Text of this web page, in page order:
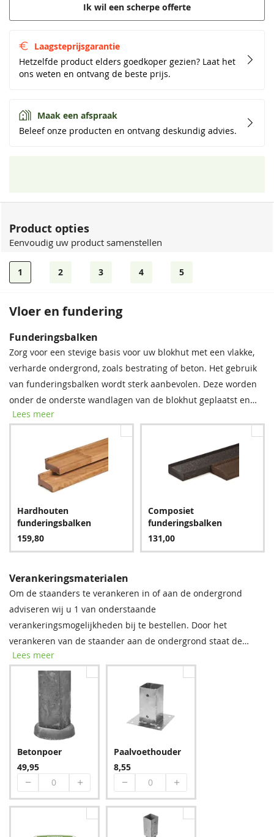
Laagsteprijsgarantie
Hetzelfde product elders goedkoper gezien? Laat het
ons weten en ontvang de beste prijs.
Maak een afspraak
Beleef onze producten en ontvang deskundig advies.
Ik wil een scherpe offerte
Product opties
Eenvoudig uw product samenstellen
1 2 3 4 5
Vloer en fundering
Onze spijkerset bevat zowel spijkers als asfaltnagels voor het
monteren van dakplanken en dakbedekking. Voor modellen
groter dan 5 × 5 m raden we aan twee sets aan te schaffen
voor optimale stabiliteit.
24,95
9,60
Tegen meerprijs kunt u bij dit product dakshingles bestellen.
Deze bitumen dakbedekking is uitermate geschikt voor het
waterdicht afwerken van uw (hellende) dak, om zo de
levensduur van uw tuinverblijf te verlengen.
223,65
Groen
223,65
Bruin
223,65
Blauw
265,65
Funderingsbalken
Zorg voor een stevige basis voor uw blokhut met een vlakke,
verharde ondergrond, zoals bestrating of beton. Het gebruik
van funderingsbalken wordt sterk aanbevolen. Deze worden
onder de onderste wandlagen van de blokhut geplaatst en
bieden essentiële bescherming tegen regenwater, vocht en
levensduur van uw blokhut aanzienlijk.
Lees meer
Hardhouten
funderingsbalken
159,80
Composiet
funderingsbalken
131,00
Verankeringsmaterialen
Om de staanders te verankeren in of aan de ondergrond
adviseren wij u 1 van onderstaande
verankeringsmogelijkheden bij te bestellen. Door het
verankeren van de staander aan de ondergrond staat de
constructie beter beschermt tegen de wind. De prijzen staan
per stuk weergegeven. Indien u voor instortankers kiest dient
u per instortanker 1 zak snelcement bij te bestellen.
Lees meer
Betonpoer
49,95
Paalvoethouder
8,55